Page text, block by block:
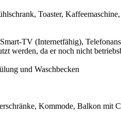
Toaster,
TV (Internetfähig),
werden, da er noch nicht
und Waschbecken
Kommode, Balkon mit